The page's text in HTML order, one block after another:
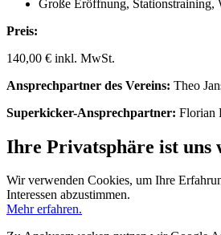
Große Eröffnung, Stationstraining,
Preis:
140,00 € inkl. MwSt.
Ansprechpartner des Vereins: Theo
Superkicker-Ansprechpartner: Florian
Ihre Privatsphäre ist uns
Wir verwenden Cookies, um Ihre
Interessen abzustimmen.
Mehr erfahren.